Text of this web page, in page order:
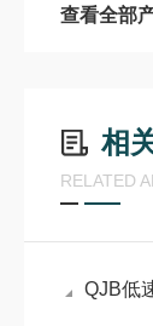
查看全部
相
RELATED
QJB低